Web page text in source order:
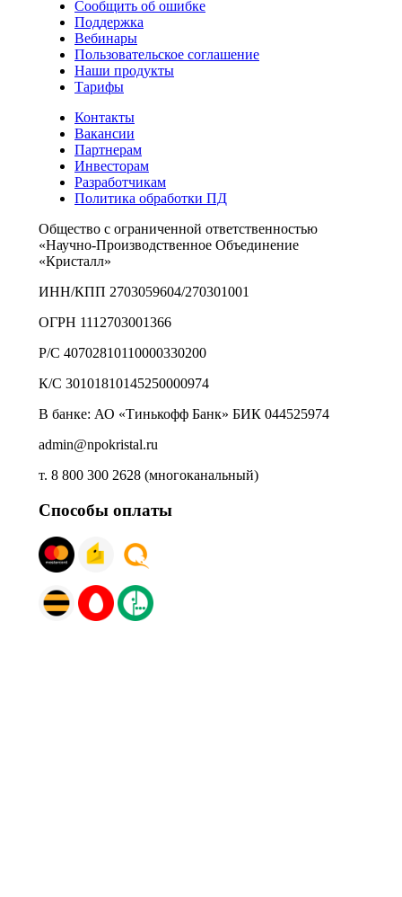
Сообщить об ошибке
Поддержка
Вебинары
Пользовательское соглашение
Наши продукты
Тарифы
Контакты
Вакансии
Партнерам
Инвесторам
Разработчикам
Политика обработки ПД
Общество с ограниченной ответственностью
«Научно-Производственное Объединение
«Кристалл»
ИНН/КПП 2703059604/270301001
ОГРН 1112703001366
Р/С 40702810110000330200
К/С 30101810145250000974
В банке: АО «Тинькофф Банк» БИК 044525974
admin@npokristal.ru
т. 8 800 300 2628 (многоканальный)
Способы оплаты